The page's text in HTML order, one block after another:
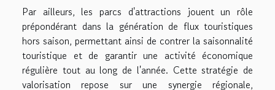
Par ailleurs, les parcs d'attractions jouent un rôle
prépondérant dans la génération de flux touristiques
hors saison, permettant ainsi de contrer la saisonnalité
touristique et de garantir une activité économique
régulière tout au long de l'année. Cette stratégie de
valorisation repose sur une synergie régionale,